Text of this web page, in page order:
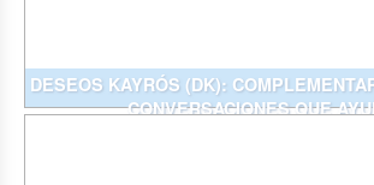
DESEOS KAYRÓS (DK):
CONVERSACIONES QUE